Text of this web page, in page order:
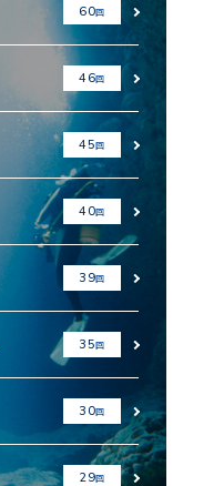
60回
46回
45回
40回
39回
35回
30回
29回